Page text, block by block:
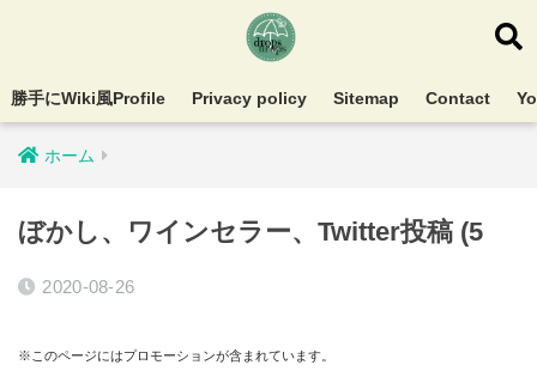
勝手にWiki風Profile Privacy policy Sitemap Contact
ホーム
ぼかし、ワインセラー、Twitter投稿 (5
2020-08-26
※このページにはプロモーションが含まれています。